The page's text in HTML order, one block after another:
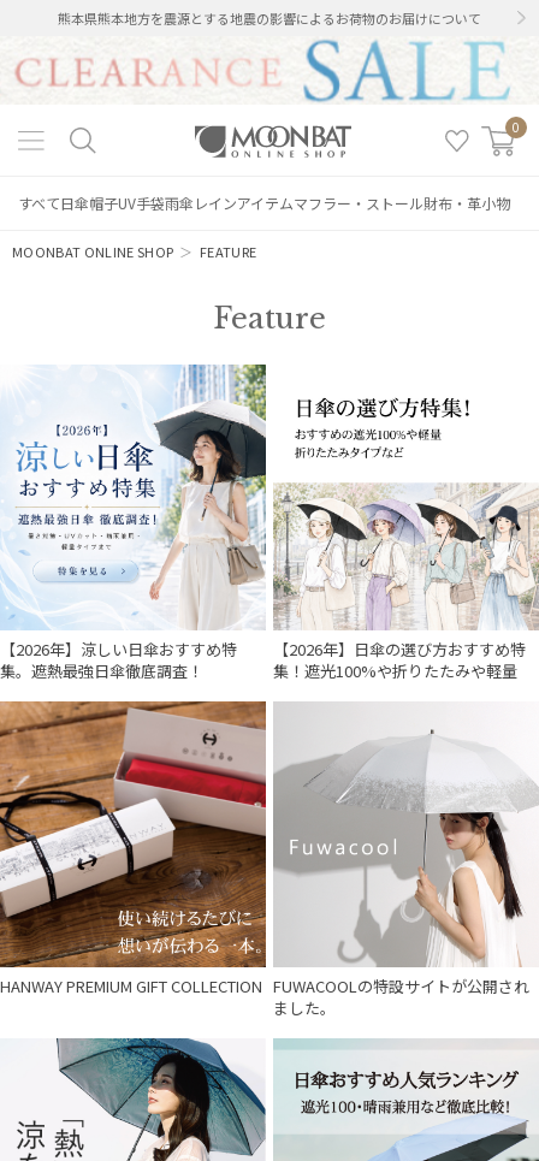
熊本県熊本地方を震源とする地震の影響によるお荷物のお届けについて
0
すべて日傘帽子UV手袋雨傘 レインアイテムマフラー・ストール財布・革小物
MOONBAT ONLINE SHOP ＞ FEATURE
Feature
【2026年】涼しい日傘おすすめ特
集。遮熱最強日傘徹底調査！
【2026年】日傘の選び方おすすめ特
集！遮光100%や折りたたみや軽量
HANWAY PREMIUM GIFT COLLECTION FUWACOOLの特設サイトが公開され
ました。